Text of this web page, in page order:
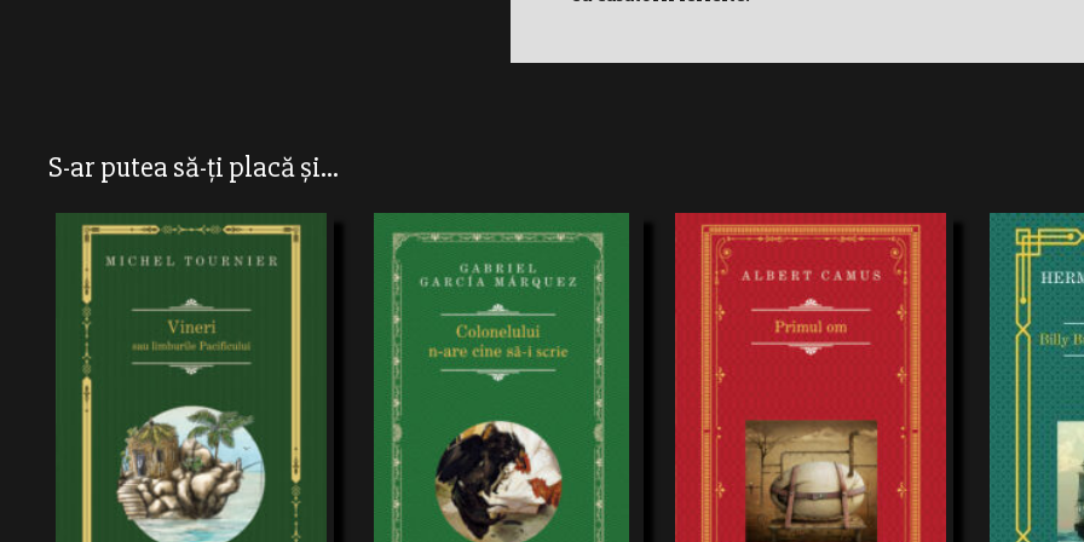
S-ar putea să-ți placă și...
Reinterpretare a poveştii naufragiatului
Robinson Crusoe, romanul luiTournier îl
prezintă pe acesta ca un quaker fanatic,
care nu poate trăiîn afara ordinii bine
Scrisă între 1956 şi 1957 şi publicată pentru
Algeria. O şaretă cufundată în noapte
transportă o femeie gata să aducăpe lume
un copil. Patruzeci de ani mai târziu,
Jacques, copilul devenitadult, face o
Billy Budd,
modernismul
formă, prin
său